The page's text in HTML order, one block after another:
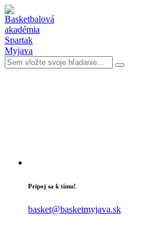
Pripoj sa k tímu!
basket@basketmyjava.sk